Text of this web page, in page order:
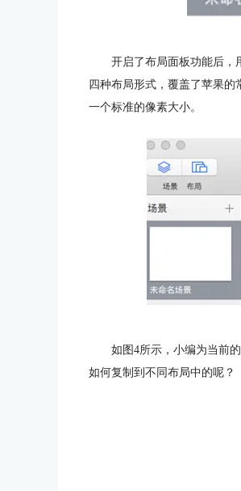
开启了布局面板功能后，
四种布局形式，覆盖了苹果的
一个标准的像素大小。
如图4所示，小编为当前
如何复制到不同布局中的呢？